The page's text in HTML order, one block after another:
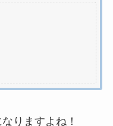
りますよね！